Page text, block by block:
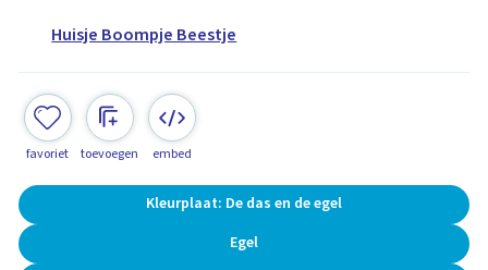
Huisje Boompje Beestje
favoriet toevoegen embed
Kleurplaat: De das en de egel
Egel